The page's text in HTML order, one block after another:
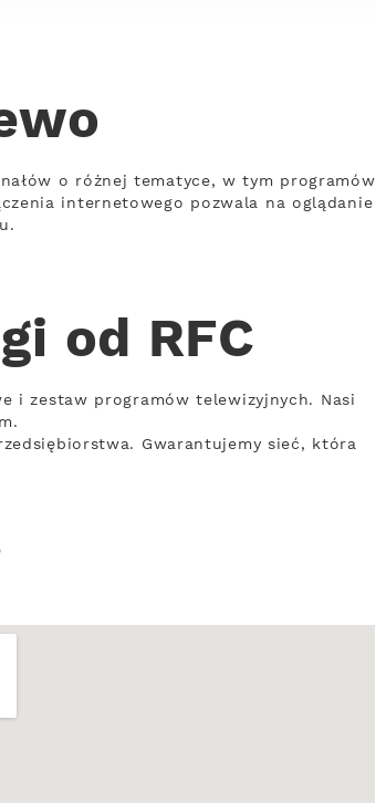
o różnej tematyce, w tym programów
internetowego pozwala na oglądanie
od RFC
i zestaw programów telewizyjnych. Nasi
Gwarantujemy sieć, która